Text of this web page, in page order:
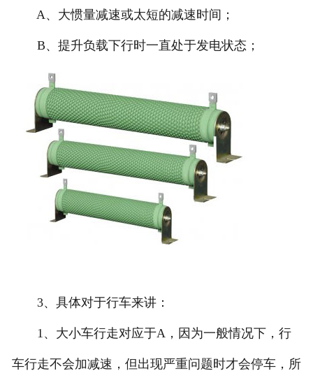
A、大惯量减速或太短的减速时间；
B、提升负载下行时一直处于发电状态；
3、具体对于行车来讲：
1、大小车行走对应于A，因为一般情况下，行
车行走不会加减速，但出现严重问题时才会停车，所